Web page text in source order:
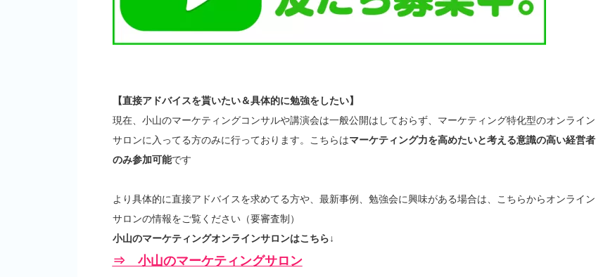
【直接アドバイスを貰いたい＆具体的に勉強をしたい】
現在、小山のマーケティングコンサルや講演会は一般公開はしておらず、マーケティング特化型のオンライン
サロンに入ってる方のみに行っております。こちらはマーケティング力を高めたいと考える意識の高い経営者
のみ参加可能です
より具体的に直接アドバイスを求めてる方や、最新事例、勉強会に興味がある場合は、こちらからオンライン
サロンの情報をご覧ください（要審査制）
小山のマーケティングオンラインサロンはこちら↓
⇒ 小山のマーケティングサロン